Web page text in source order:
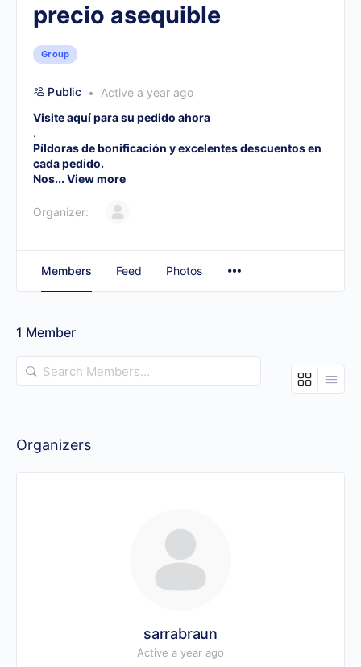
precio asequible
Group
Public
Active a year ago
Visite aquí para su pedido ahora
.
Píldoras de bonificación y excelentes descuentos en
cada pedido.
Nos... View more
Organizer:
Members Feed Photos
1 Member
Search
Members…
Organizers
sarrabraun
Active a year ago